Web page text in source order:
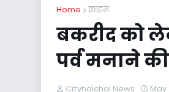
Home क्राइम
बकरीद को
पर्व मनाने
Cityhalchal News May